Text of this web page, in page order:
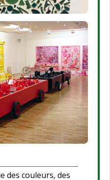
des couleurs, des